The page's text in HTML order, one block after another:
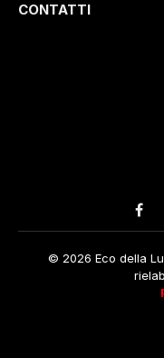
CONTATTI
© 2026 Eco della